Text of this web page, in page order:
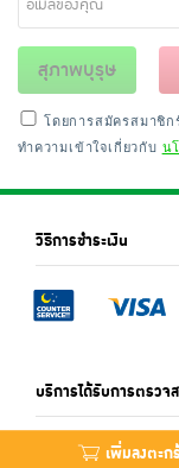
เพิ่มลงตะก
สุภาพบุรุษ
โดยการสมัครสมาชิก
ทำความเข้าใจเกี่ยวกับ น
วิธีการชำระเงิน
บริการได้รับการตรวจ